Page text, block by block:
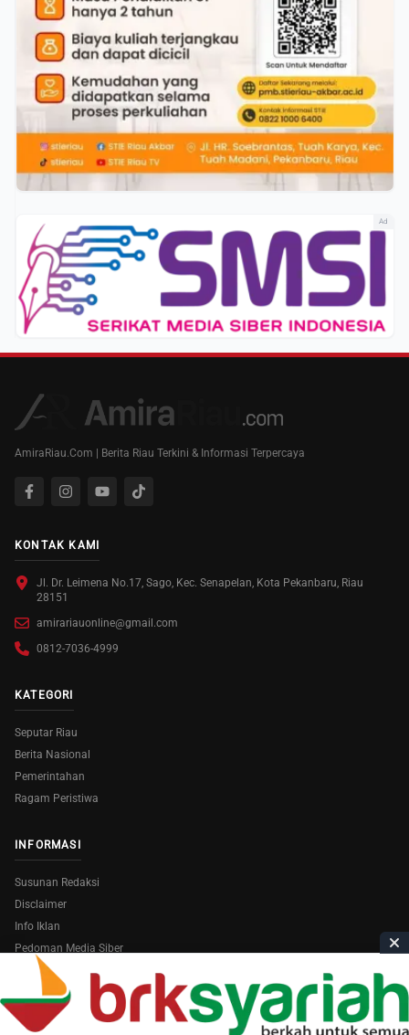
Ad
AmiraRiau.Com | Berita Riau Terkini & Informasi Terpercaya
KONTAK KAMI
Jl. Dr. Leimena No.17, Sago, Kec. Senapelan, Kota Pekanbaru, Riau
28151
amirariauonline@gmail.com
0812-7036-4999
KATEGORI
Seputar Riau
Berita Nasional
Pemerintahan
Ragam Peristiwa
INFORMASI
Susunan Redaksi
Disclaimer
Info Iklan
Pedoman Media Siber
Copyright © 2026 AmiraRiau.com . All Rights Reserved.